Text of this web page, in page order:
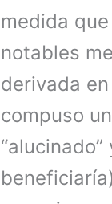
medida
notables
derivada
compuso